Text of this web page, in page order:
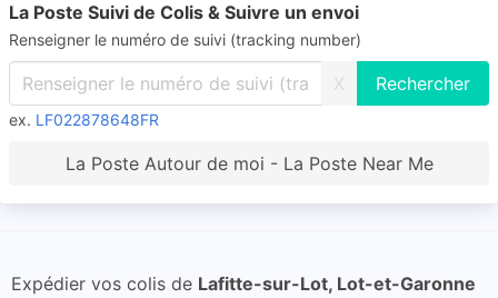
La Poste Suivi de Colis & Suivre un envoi
Renseigner le numéro de suivi (tracking number)
X
ex. LF022878648FR
La Poste Autour de moi - La Poste Near Me
Expédier vos colis de Lafitte-sur-Lot, Lot-et-Garonne